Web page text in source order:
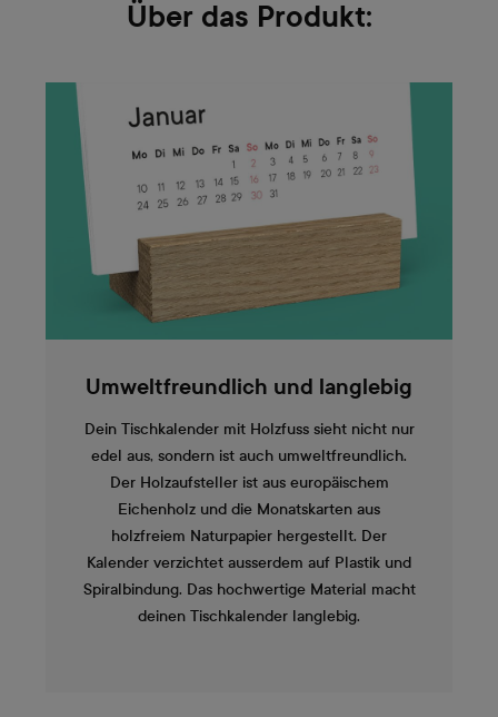
Über das Produkt:
Umweltfreundlich und langlebig
Dein Tischkalender mit Holzfuss sieht nicht nur
edel aus, sondern ist auch umweltfreundlich.
Der Holzaufsteller ist aus europäischem
Eichenholz und die Monatskarten aus
holzfreiem Naturpapier hergestellt. Der
Kalender verzichtet ausserdem auf Plastik und
Spiralbindung. Das hochwertige Material macht
deinen Tischkalender langlebig.